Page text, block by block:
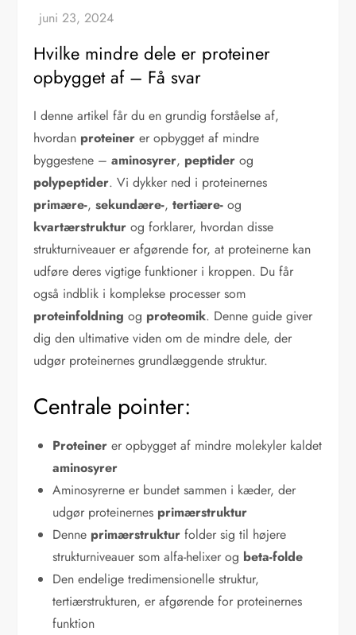
Hvilke mindre dele er proteiner
opbygget af – Få svar
I denne artikel får du en grundig forståelse af,
hvordan proteiner er opbygget af mindre
byggestene –aminosyrer, peptider og
polypeptider. Vi dykker ned i proteinernes
primære-,sekundære-,tertiære- og
kvartærstruktur og forklarer, hvordan disse
strukturniveauer er afgørende for, at proteinerne kan
udføre deres vigtige funktioner i kroppen. Du får
også indblik i komplekse processer som
proteinfoldning og proteomik. Denne guide giver
dig den ultimative viden om de mindre dele, der
udgør proteinernes grundlæggende struktur.
Centrale pointer:
Proteiner er opbygget af mindre molekyler kaldet
aminosyrer
Aminosyrerne er bundet sammen i kæder, der
udgør proteinernes primærstruktur
Denne primærstruktur folder sig til højere
strukturniveauer som alfa-helixer og beta-folde
Den endelige tredimensionelle struktur,
tertiærstrukturen, er afgørende for proteinernes
funktion